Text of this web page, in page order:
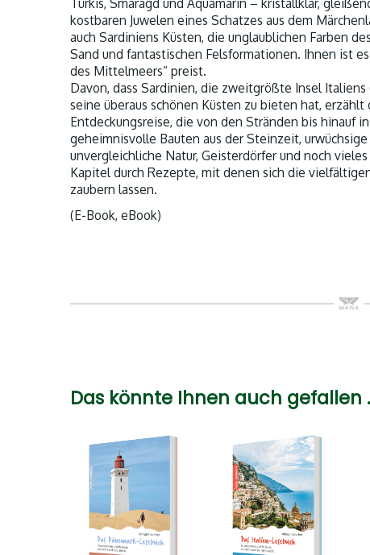
Türkis, Smaragd und Aquamarin – kristallklar,
kostbaren Juwelen eines Schatzes aus dem
auch Sardiniens Küsten, die unglaublichen Farben
Sand und fantastischen Felsformationen. Ihnen ist
des Mittelmeers“ preist.
Davon, dass Sardinien, die zweitgrößte Insel
seine überaus schönen Küsten zu bieten hat,
Entdeckungsreise, die von den Stränden bis hinauf
geheimnisvolle Bauten aus der Steinzeit,
unvergleichliche Natur, Geisterdörfer und noch
Kapitel durch Rezepte, mit denen sich die
zaubern lassen.
(E-Book, eBook)
Das könnte Ihnen auch gefallen